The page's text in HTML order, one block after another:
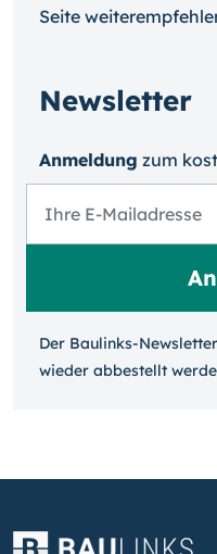
Seite
Newsletter
Anmeldung zum
Der Baulinks-
wieder ab­bestellt